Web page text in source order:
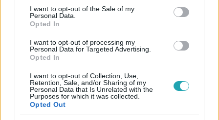
consent section.
I want to opt-out of the Sale of my
Personal Data.
Opted In
I want to opt-out of processing my
Personal Data for Targeted Advertising.
Opted In
I want to opt-out of Collection, Use,
Retention, Sale, and/or Sharing of my
Personal Data that Is Unrelated with the
Purposes for which it was collected.
Opted Out
Népszerű
13:37